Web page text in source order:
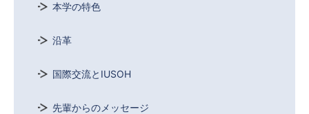
本学の特色
沿革
国際交流とIUSOH
先輩からのメッセージ